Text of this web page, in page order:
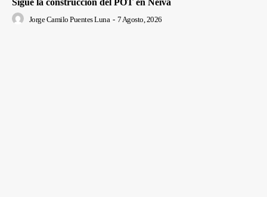
Jorge Camilo Puentes Luna - 7 Agosto, 2026